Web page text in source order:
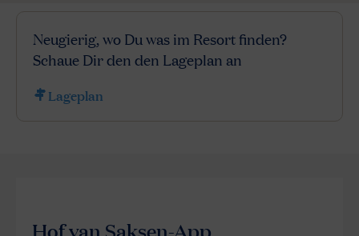
Neugierig, wo Du was im Resort finden?
Schaue Dir den den Lageplan an
Lageplan